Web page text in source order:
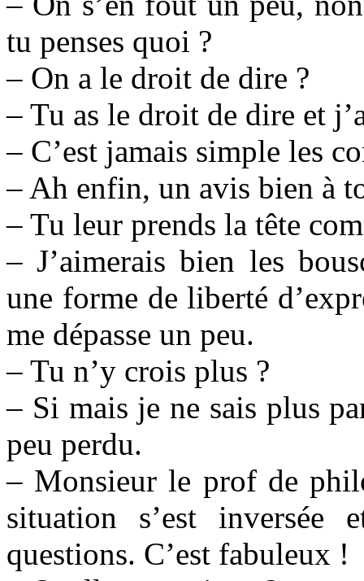
tu penses quoi ?
– On a le droit de dire ?
– Tu as le droit de dire et
– C’est jamais simple les
– Ah enfin, un avis bien à
– Tu leur prends la tête
– J’aimerais bien les
une forme de liberté
me dépasse un peu.
– Tu n’y crois plus ?
– Si mais je ne sais plus
peu perdu.
– Monsieur le prof de
situation s’est inversée
questions. C’est fabuleux !